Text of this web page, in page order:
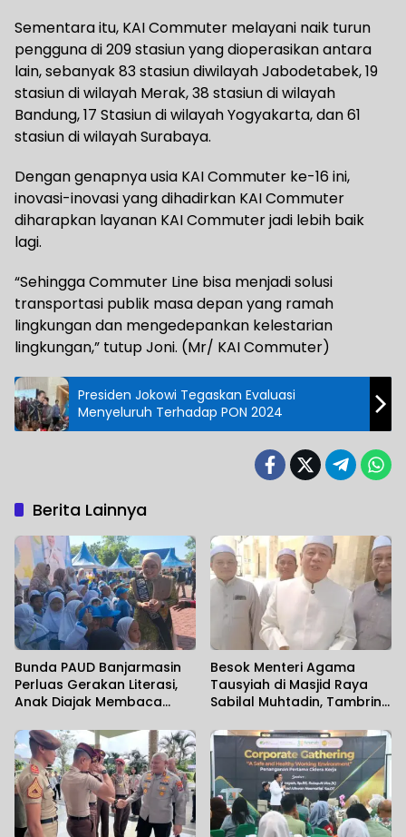
Sementara itu, KAI Commuter melayani naik turun
pengguna di 209 stasiun yang dioperasikan antara
lain, sebanyak 83 stasiun diwilayah Jabodetabek, 19
stasiun di wilayah Merak, 38 stasiun di wilayah
Bandung, 17 Stasiun di wilayah Yogyakarta, dan 61
stasiun di wilayah Surabaya.
Dengan genapnya usia KAI Commuter ke-16 ini,
inovasi-inovasi yang dihadirkan KAI Commuter
diharapkan layanan KAI Commuter jadi lebih baik
lagi.
“Sehingga Commuter Line bisa menjadi solusi
transportasi publik masa depan yang ramah
lingkungan dan mengedepankan kelestarian
lingkungan,” tutup Joni. (Mr/ KAI Commuter)
Presiden Jokowi Tegaskan Evaluasi
Menyeluruh Terhadap PON 2024
Berita Lainnya
Bunda PAUD Banjarmasin
Perluas Gerakan Literasi,
Anak Diajak Membaca
Besok Menteri Agama
Tausyiah di Masjid Raya
Sabilal Muhtadin, Tambrin
Jamaah Hadir